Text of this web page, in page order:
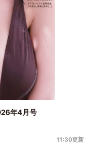
年4月号
11:30更新